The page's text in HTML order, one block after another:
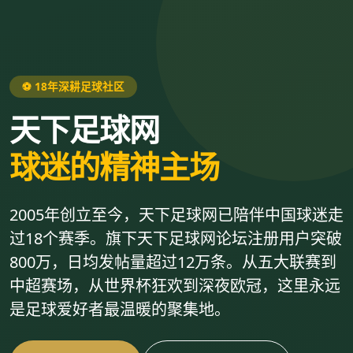
⚽ 18年深耕足球社区
天下足球网
球迷的精神主场
2005年创立至今，天下足球网已陪伴中国球迷走
过18个赛季。旗下天下足球网论坛注册用户突破
800万，日均发帖量超过12万条。从五大联赛到
中超赛场，从世界杯狂欢到深夜欧冠，这里永远
是足球爱好者最温暖的聚集地。